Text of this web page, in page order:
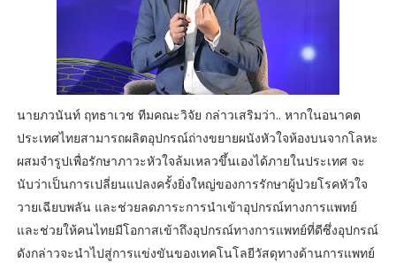
นายภวนันท์ ฤทธาเวช ทีมคณะวิจัย กล่าวเสริมว่า.. หากในอนาคต
ประเทศไทยสามารถผลิตอุปกรณ์ถ่างขยายผนังหัวใจห้องบนจากโลหะ
ผสมจำรูปเพื่อรักษาภาวะหัวใจล้มเหลวขึ้นเองได้ภายในประเทศ จะ
นับว่าเป็นการเปลี่ยนแปลงครั้งยิ่งใหญ่ของการรักษาผู้ป่วยโรคหัวใจ
วายเฉียบพลัน และช่วยลดภาระการนำเข้าอุปกรณ์ทางการแพทย์
และช่วยให้คนไทยมีโอกาสเข้าถึงอุปกรณ์ทางการแพทย์ที่ดีซึ่งอุปกรณ์
ดังกล่าวจะนำไปสู่การแข่งขันของเทคโนโลยีวัสดุทางด้านการแพทย์